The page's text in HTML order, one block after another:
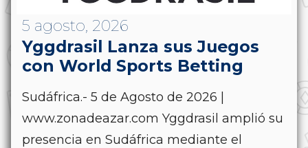
5 agosto, 2026
Yggdrasil Lanza sus Juegos
con World Sports Betting
Sudáfrica.- 5 de Agosto de 2026 |
www.zonadeazar.com Yggdrasil amplió su
presencia en Sudáfrica mediante el